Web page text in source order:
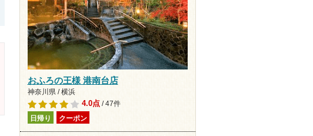
おふろの王様 港南台店
神奈川県 / 横浜
4.0点/ 47件
日帰り クーポン